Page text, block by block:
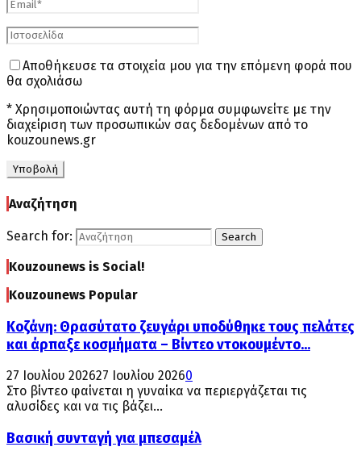
Αποθήκευσε τα στοιχεία μου για την επόμενη φορά που
θα σχολιάσω
* Χρησιμοποιώντας αυτή τη φόρμα συμφωνείτε με την
διαχείριση των προσωπικών σας δεδομένων από το
kouzounews.gr
Αναζήτηση
Search for: Search
Kouzounews is Social!
Kouzounews Popular
Κοζάνη: Θρασύτατο ζευγάρι υποδύθηκε τους πελάτες
και άρπαξε κοσμήματα – Βίντεο ντοκουμέντο...
27 Ιουλίου 202627 Ιουλίου 20260
Στο βίντεο φαίνεται η γυναίκα να περιεργάζεται τις
αλυσίδες και να τις βάζει...
Βασική συνταγή για μπεσαμέλ